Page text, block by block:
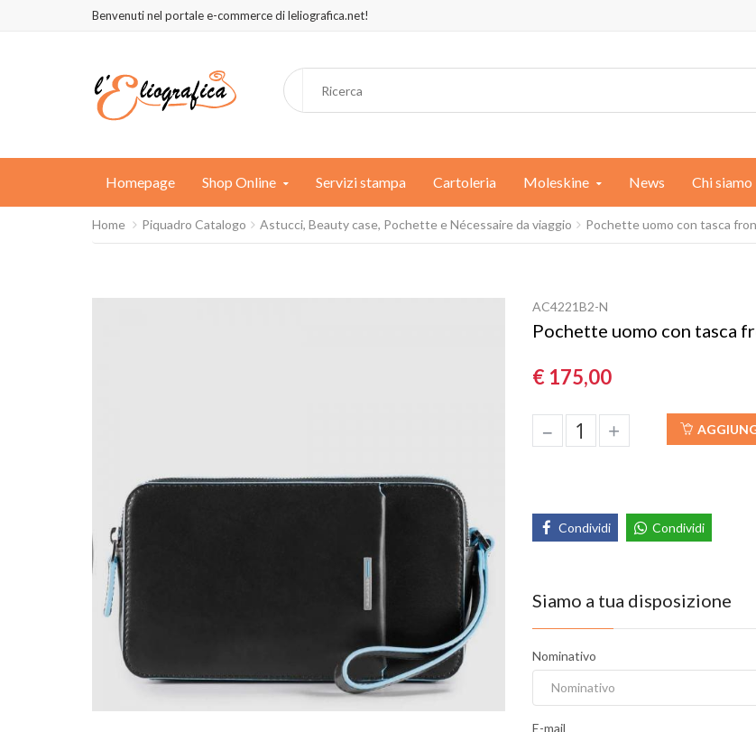
Benvenuti nel portale e-commerce di leliografica.net!
Homepage Shop Online Servizi stampa Cartoleria Moleskine News Chi siamo
Home Piquadro Catalogo Astucci, Beauty case, Pochette e Nécessaire da viaggio Pochette uomo con tasca
AC4221B2-N
Pochette uomo con tasca
€ 175,00
– +
Condividi Condividi
Siamo a tua disposizione
Nominativo
E-mail